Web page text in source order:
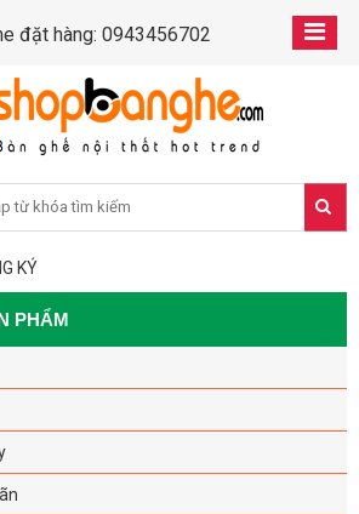
đặt hàng: 0943456702
KÝ
PHẨM